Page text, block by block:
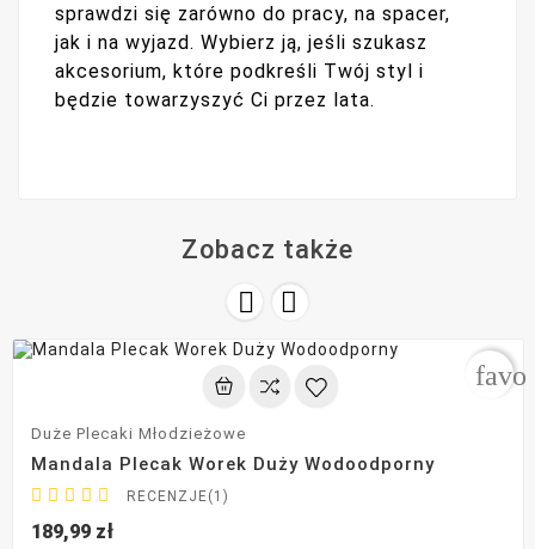
sprawdzi się zarówno do pracy, na spacer,
jak i na wyjazd. Wybierz ją, jeśli szukasz
akcesorium, które podkreśli Twój styl i
będzie towarzyszyć Ci przez lata.
Zobacz także
 
Duże Plecaki Młodzieżowe
Mandala Plecak Worek Duży Wodoodporny
     RECENZJE(1)
189,99 zł